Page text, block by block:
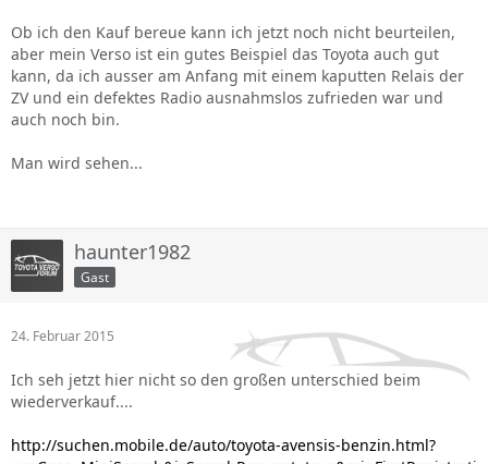
Ob ich den Kauf bereue kann ich jetzt noch nicht beurteilen,
aber mein Verso ist ein gutes Beispiel das Toyota auch gut
kann, da ich ausser am Anfang mit einem kaputten Relais der
ZV und ein defektes Radio ausnahmslos zufrieden war und
auch noch bin.
Man wird sehen...
haunter1982
Gast
24. Februar 2015
Ich seh jetzt hier nicht so den großen unterschied beim
wiederverkauf....
http://suchen.mobile.de/auto/toyota-avensis-benzin.html?